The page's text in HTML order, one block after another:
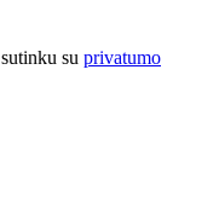
su privatumo